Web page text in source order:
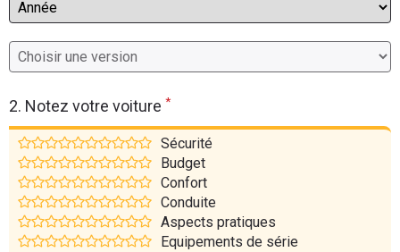
Moto
Marques
2. Notez votre voiture *
Sécurité
Budget
Confort
Conduite
Aspects pratiques
Equipements de série